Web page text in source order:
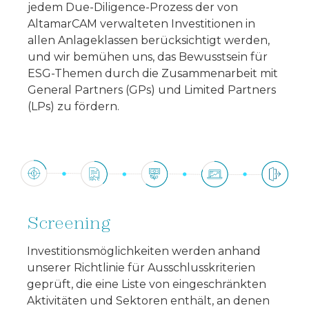
jedem Due-Diligence-Prozess der von
AltamarCAM verwalteten Investitionen in
allen Anlageklassen berücksichtigt werden,
und wir bemühen uns, das Bewusstsein für
ESG-Themen durch die Zusammenarbeit mit
General Partners (GPs) und Limited Partners
(LPs) zu fördern.
Screening
Investitionsmöglichkeiten werden anhand
unserer Richtlinie für Ausschlusskriterien
geprüft, die eine Liste von eingeschränkten
Aktivitäten und Sektoren enthält, an denen